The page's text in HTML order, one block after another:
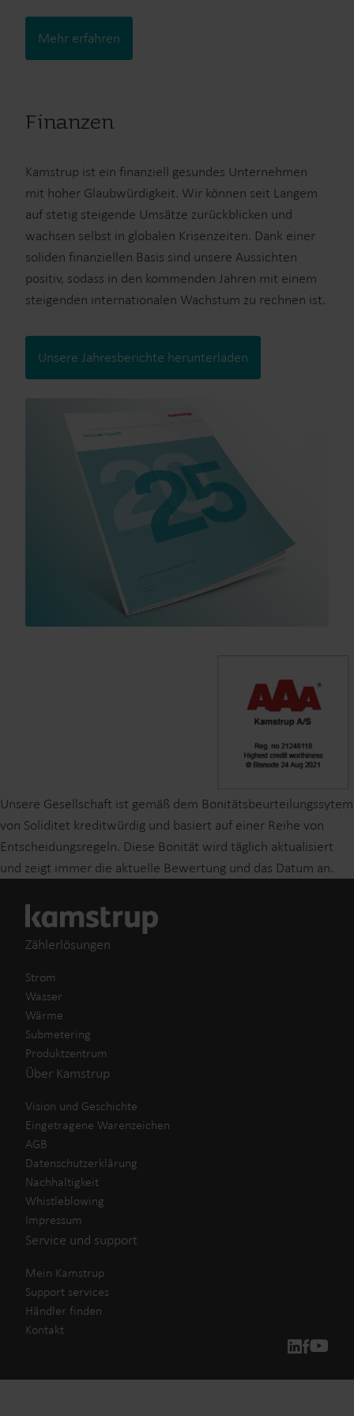
Mehr erfahren
Finanzen
Kamstrup ist ein finanziell gesundes Unternehmen
mit hoher Glaubwürdigkeit. Wir können seit Langem
auf stetig steigende Umsätze zurückblicken und
wachsen selbst in globalen Krisenzeiten. Dank einer
soliden finanziellen Basis sind unsere Aussichten
positiv, sodass in den kommenden Jahren mit einem
steigenden internationalen Wachstum zu rechnen ist.
Unsere Jahresberichte herunterladen
Unsere Gesellschaft ist gemäß dem Bonitätsbeurteilungssytem
von Soliditet kreditwürdig und basiert auf einer Reihe von
Entscheidungsregeln. Diese Bonität wird täglich aktualisiert
und zeigt immer die aktuelle Bewertung und das Datum an.
Zählerlösungen
Strom
Wasser
Wärme
Submetering
Produktzentrum
Über Kamstrup
Vision und Geschichte
Eingetragene Warenzeichen
AGB
Datenschutzerklärung
Nachhaltigkeit
Whistleblowing
Impressum
Service und support
Mein Kamstrup
Support services
Händler finden
Kontakt